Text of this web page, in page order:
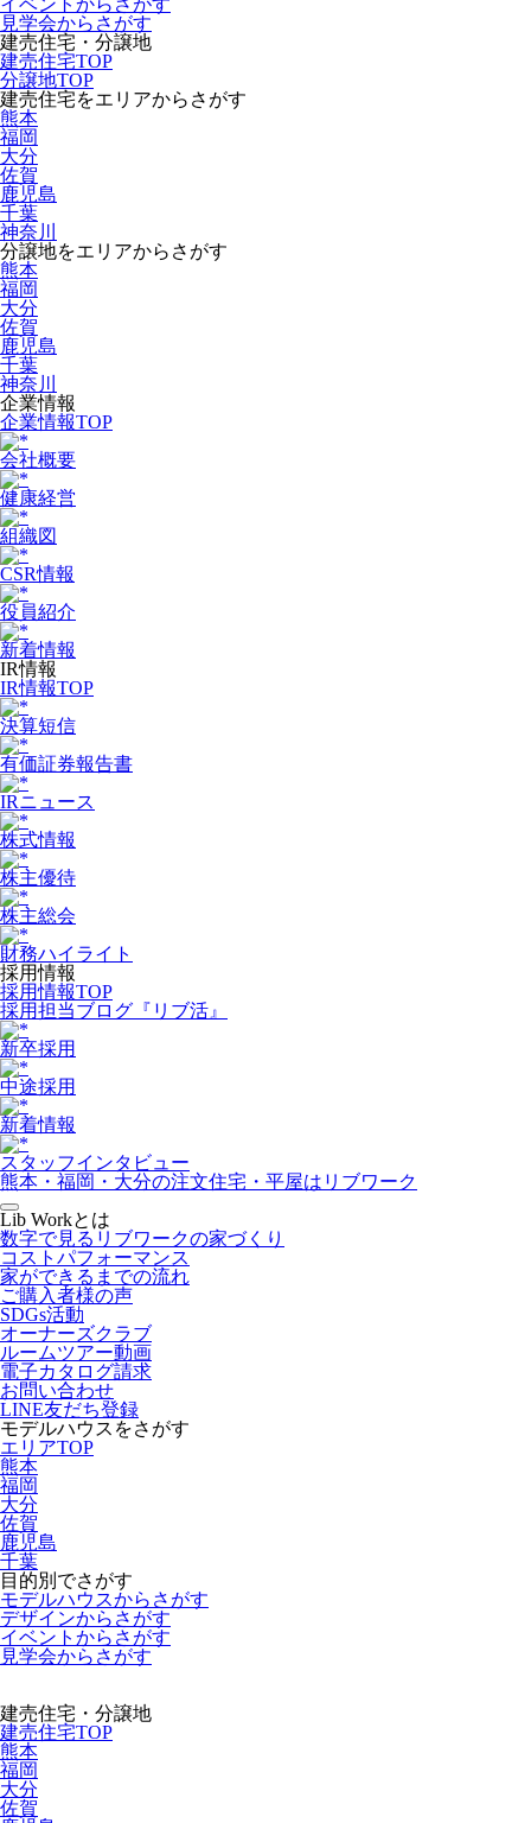
イベントからさがす
見学会からさがす
建売住宅・分譲地
建売住宅TOP
分譲地TOP
建売住宅をエリアからさがす
熊本
福岡
大分
佐賀
鹿児島
千葉
神奈川
分譲地をエリアからさがす
熊本
福岡
大分
佐賀
鹿児島
千葉
神奈川
企業情報
企業情報TOP
会社概要
健康経営
組織図
CSR情報
役員紹介
新着情報
IR情報
IR情報TOP
決算短信
有価証券報告書
IRニュース
株式情報
株主優待
株主総会
財務ハイライト
採用情報
採用情報TOP
採用担当ブログ『リブ活』
新卒採用
中途採用
新着情報
スタッフインタビュー
熊本・福岡・大分の注文住宅・平屋はリブワーク
Lib Workとは
数字で見るリブワークの家づくり
コストパフォーマンス
家ができるまでの流れ
ご購入者様の声
SDGs活動
オーナーズクラブ
ルームツアー動画
電子カタログ請求
お問い合わせ
LINE友だち登録
モデルハウスをさがす
エリアTOP
熊本
福岡
大分
佐賀
鹿児島
千葉
目的別でさがす
モデルハウスからさがす
デザインからさがす
イベントからさがす
見学会からさがす
建売住宅・分譲地
建売住宅TOP
熊本
福岡
大分
佐賀